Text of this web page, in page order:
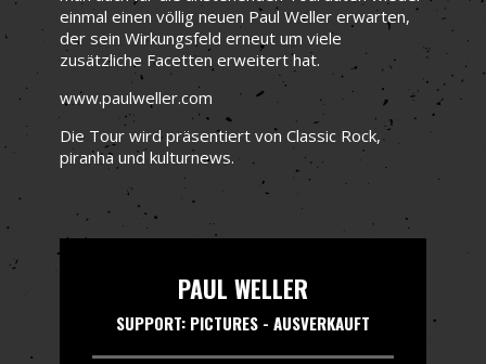
einmal einen völlig neuen Paul Weller erwarten,
der sein Wirkungsfeld erneut um viele
zusätzliche Facetten erweitert hat.
www.paulweller.com
Die Tour wird präsentiert von Classic Rock,
piranha und kulturnews.
PAUL WELLER
SUPPORT: PICTURES - AUSVERKAUFT